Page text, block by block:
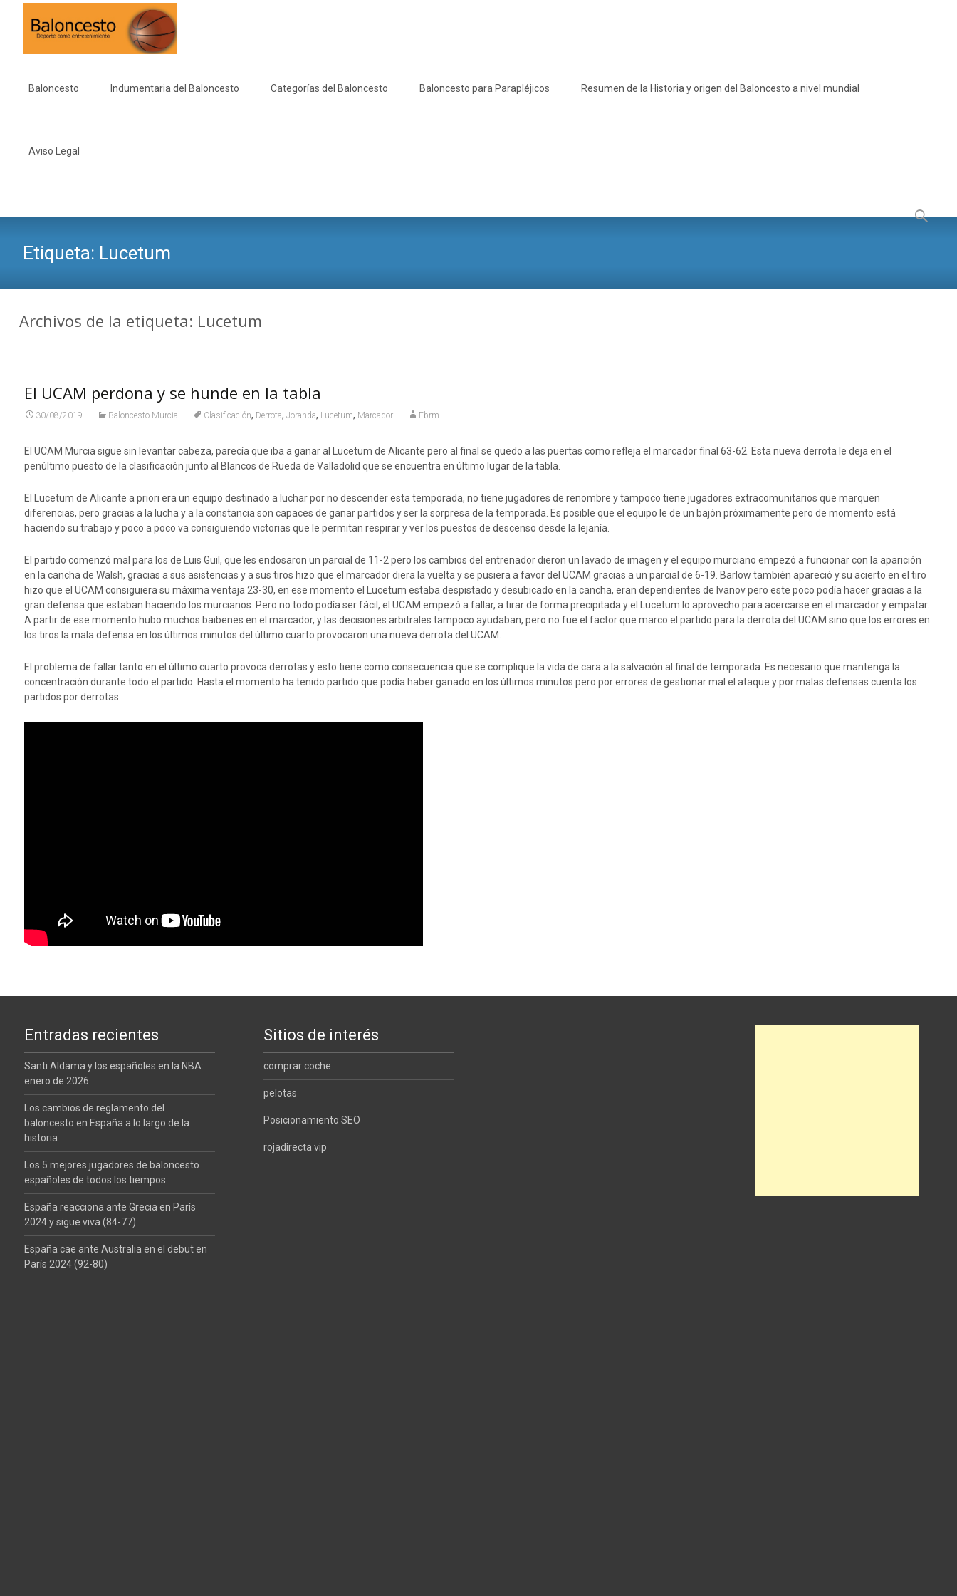
Baloncesto Indumentaria del Baloncesto Categorías del Baloncesto Baloncesto para Parapléjicos Resumen de la Historia y origen del Baloncesto a nivel mundial
Aviso Legal
Buscar:
Etiqueta: Lucetum
Archivos de la etiqueta: Lucetum
El UCAM perdona y se hunde en la tabla
30/08/2019 Baloncesto Murcia Clasificación, Derrota, Joranda, Lucetum, Marcador Fbrm
El UCAM Murcia sigue sin levantar cabeza, parecía que iba a ganar al Lucetum de Alicante pero al final se quedo a las puertas como refleja el marcador final 63-62. Esta nueva derrota le deja en el
penúltimo puesto de la clasificación junto al Blancos de Rueda de Valladolid que se encuentra en último lugar de la tabla.
El Lucetum de Alicante a priori era un equipo destinado a luchar por no descender esta temporada, no tiene jugadores de renombre y tampoco tiene jugadores extracomunitarios que marquen
diferencias, pero gracias a la lucha y a la constancia son capaces de ganar partidos y ser la sorpresa de la temporada. Es posible que el equipo le de un bajón próximamente pero de momento está
haciendo su trabajo y poco a poco va consiguiendo victorias que le permitan respirar y ver los puestos de descenso desde la lejanía.
El partido comenzó mal para los de Luis Guil, que les endosaron un parcial de 11-2 pero los cambios del entrenador dieron un lavado de imagen y el equipo murciano empezó a funcionar con la aparición
en la cancha de Walsh, gracias a sus asistencias y a sus tiros hizo que el marcador diera la vuelta y se pusiera a favor del UCAM gracias a un parcial de 6-19. Barlow también apareció y su acierto en el tiro
hizo que el UCAM consiguiera su máxima ventaja 23-30, en ese momento el Lucetum estaba despistado y desubicado en la cancha, eran dependientes de Ivanov pero este poco podía hacer gracias a la
gran defensa que estaban haciendo los murcianos. Pero no todo podía ser fácil, el UCAM empezó a fallar, a tirar de forma precipitada y el Lucetum lo aprovecho para acercarse en el marcador y empatar.
A partir de ese momento hubo muchos baibenes en el marcador, y las decisiones arbitrales tampoco ayudaban, pero no fue el factor que marco el partido para la derrota del UCAM sino que los errores en
los tiros la mala defensa en los últimos minutos del último cuarto provocaron una nueva derrota del UCAM.
El problema de fallar tanto en el último cuarto provoca derrotas y esto tiene como consecuencia que se complique la vida de cara a la salvación al final de temporada. Es necesario que mantenga la
concentración durante todo el partido. Hasta el momento ha tenido partido que podía haber ganado en los últimos minutos pero por errores de gestionar mal el ataque y por malas defensas cuenta los
partidos por derrotas.
Entradas recientes
Santi Aldama y los españoles en la NBA:
enero de 2026
Los cambios de reglamento del
baloncesto en España a lo largo de la
historia
Los 5 mejores jugadores de baloncesto
españoles de todos los tiempos
España reacciona ante Grecia en París
2024 y sigue viva (84-77)
España cae ante Australia en el debut en
París 2024 (92-80)
Sitios de interés
comprar coche
pelotas
Posicionamiento SEO
rojadirecta vip